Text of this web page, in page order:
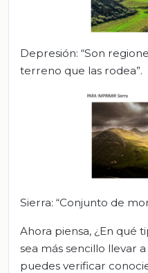
Depresión: “Son
terreno que las rodea”.
Sierra: “Conjunto de
Ahora piensa, ¿En qué
sea más sencillo llevar
puedes verificar